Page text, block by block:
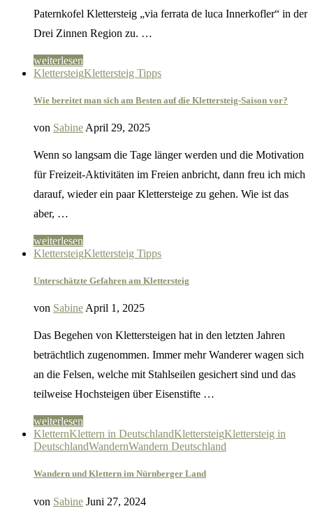
Paternkofel Klettersteig „via ferrata de luca Innerkofler“ in der
Drei Zinnen Region zu. …
weiterlesen
KlettersteigKlettersteig Tipps
Wie bereitet man sich am Besten auf die Klettersteig-Saison vor?
von Sabine April 29, 2025
Wenn so langsam die Tage länger werden und die Motivation
für Freizeit-Aktivitäten im Freien anbricht, dann freu ich mich
darauf, wieder ein paar Klettersteige zu gehen. Wie ist das
aber, …
weiterlesen
KlettersteigKlettersteig Tipps
Unterschätzte Gefahren am Klettersteig
von Sabine April 1, 2025
Das Begehen von Klettersteigen hat in den letzten Jahren
beträchtlich zugenommen. Immer mehr Wanderer wagen sich
an die Felsen, welche mit Stahlseilen gesichert sind und das
teilweise Hochsteigen über Eisenstifte …
weiterlesen
KletternKlettern in DeutschlandKlettersteigKlettersteig in
DeutschlandWandernWandern Deutschland
Wandern und Klettern im Nürnberger Land
von Sabine Juni 27, 2024